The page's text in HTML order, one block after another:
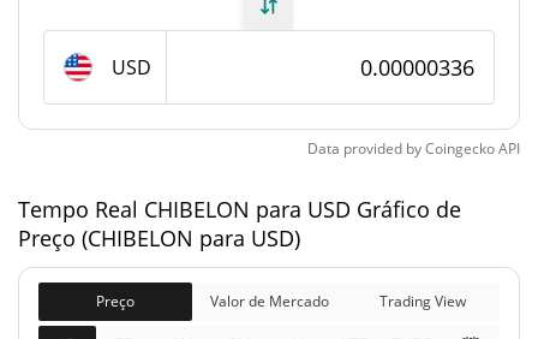
CHIBELON Capitalização de mercado
Capitalização de
$3,360.88
Limite de mercado
Histórico do preço do CHIBELON
Máxima de todos os
USD
Data provided byCoingeckoAPI
Tempo Real CHIBELON para USD Gráfico de
Preço (CHIBELON para USD)
Preço Valor de Mercado Trading View